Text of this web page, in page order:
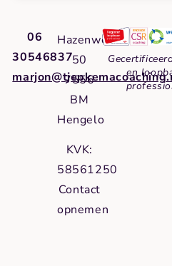
06
30546837
Hazenweg
50
7556
BM
Hengelo
KVK:
58561250
Contact
opnemen
en